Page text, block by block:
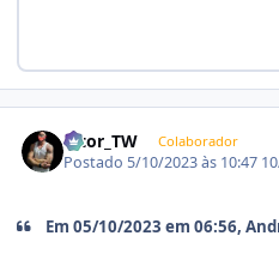
Vitor_TW Colaborador
Postado 5/10/2023 às 10:47
Em 05/10/2023 em 06:56,